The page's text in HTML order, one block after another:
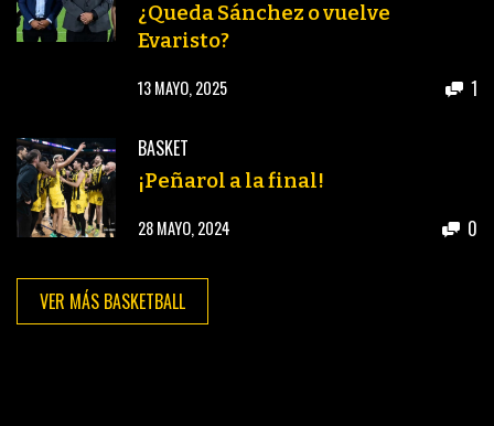
¿Queda Sánchez o vuelve
Evaristo?
13 MAYO, 2025 1
BASKET
¡Peñarol a la final!
28 MAYO, 2024 0
VER MÁS BASKETBALL